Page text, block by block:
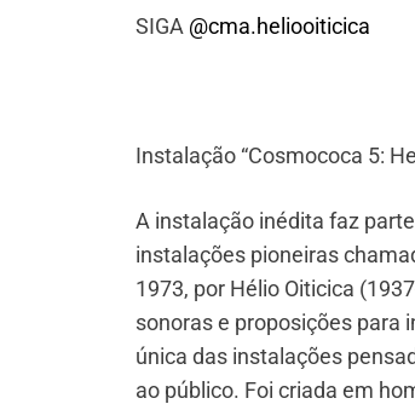
SIGA @cma.heliooiticica
Instalação “Cosmococa 5:
A instalação inédita faz
instalações pioneiras
1973, por Hélio Oiticica
sonoras e proposições para
única das instalações
ao público. Foi criada em